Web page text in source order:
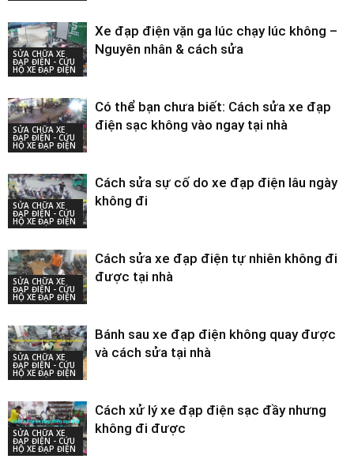
SỬA CHỮA XE
ĐẠP ĐIỆN - CỨU
HỘ XE ĐẠP ĐIỆN
Xe đạp điện vặn ga lúc chạy lúc không –
Nguyên nhân & cách sửa
SỬA CHỮA XE
ĐẠP ĐIỆN - CỨU
HỘ XE ĐẠP ĐIỆN
Có thể bạn chưa biết: Cách sửa xe đạp
điện sạc không vào ngay tại nhà
SỬA CHỮA XE
ĐẠP ĐIỆN - CỨU
HỘ XE ĐẠP ĐIỆN
Cách sửa sự cố do xe đạp điện lâu ngày
không đi
SỬA CHỮA XE
ĐẠP ĐIỆN - CỨU
HỘ XE ĐẠP ĐIỆN
Cách sửa xe đạp điện tự nhiên không đi
được tại nhà
SỬA CHỮA XE
ĐẠP ĐIỆN - CỨU
HỘ XE ĐẠP ĐIỆN
Bánh sau xe đạp điện không quay được
và cách sửa tại nhà
SỬA CHỮA XE
ĐẠP ĐIỆN - CỨU
HỘ XE ĐẠP ĐIỆN
Cách xử lý xe đạp điện sạc đầy nhưng
không đi được